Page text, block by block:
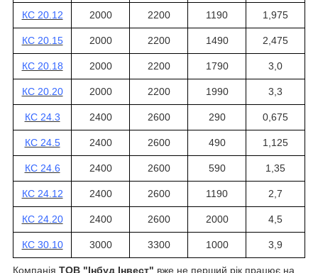
КС 20.12 2000 2200 1190 1,975
КС 20.15 2000 2200 1490 2,475
КС 20.18 2000 2200 1790 3,0
КС 20.20 2000 2200 1990 3,3
КС 24.3 2400 2600 290 0,675
КС 24.5 2400 2600 490 1,125
КС 24.6 2400 2600 590 1,35
КС 24.12 2400 2600 1190 2,7
КС 24.20 2400 2600 2000 4,5
КС 30.10 3000 3300 1000 3,9
Компанія ТОВ "Інбуд Інвест" вже не перший рік працює на